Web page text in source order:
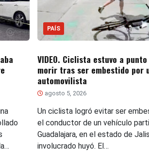
PAÍS
VIDEO. Ciclista estuvo a punto
morir tras ser embestido por
automovilista
agosto 5, 2026
Un ciclista logró evitar ser
el conductor de un vehículo
Guadalajara, en el estado de
involucrado huyó. El…